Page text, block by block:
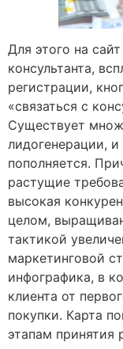
Для этого на
консультанта,
регистрации,
«связаться с
Существует
лидогенерации, и
пополняется.
растущие
высокая
целом,
тактикой
маркетинговой
инфографика, в
клиента от
покупки. Карта
этапам принятия